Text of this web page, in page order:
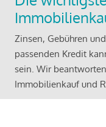
Zinsen, Gebühren
passenden Kredit
sein. Wir
Immobilienkauf und